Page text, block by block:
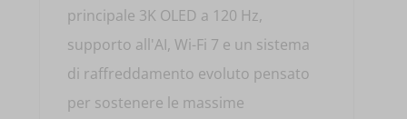
principale 3K OLED a 120 Hz,
supporto all'AI, Wi-Fi 7 e un sistema
di raffreddamento evoluto pensato
per sostenere le massime